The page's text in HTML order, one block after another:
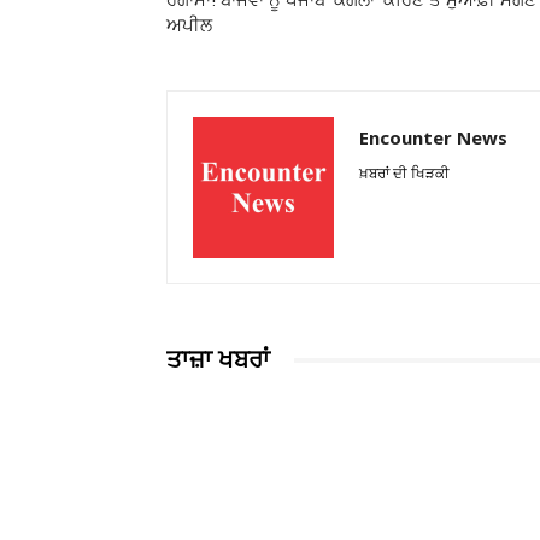
ਅਪੀਲ
Encounter News
ਖ਼ਬਰਾਂ ਦੀ ਖਿੜਕੀ
ਤਾਜ਼ਾ ਖਬਰਾਂ